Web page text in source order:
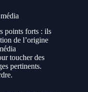
points forts : ils
de l’origine
toucher des
pertinents.